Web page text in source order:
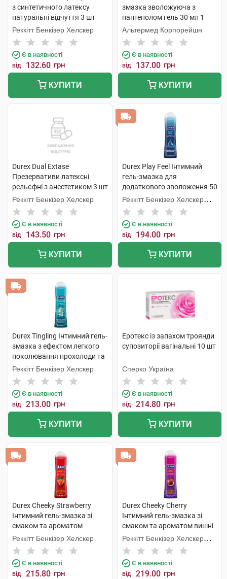
з синтетичного латексу
натуральні відчуття 3 шт
Реккітт Бенкізер Хелскер
Є в наявності
від 132.60 грн
КУПИТИ
змазка зволожуюча з
пантенолом гель 30 мл 1
туба
Альтермед Корпорейшн
Є в наявності
від 137.00 грн
КУПИТИ
Durex Dual Extase
Презервативи латексні
рельєфні з анестетиком 3 шт
Реккітт Бенкізер Хелскер
Є в наявності
від 143.50 грн
КУПИТИ
Durex Play Feel Інтимний
гель-змазка для
додаткового зволоження 50
мл 1 флакон
Реккітт Бенкізер Хелскер
Мануфектурінг
Є в наявності
від 194.00 грн
КУПИТИ
Durex Tingling Інтимний гель-
змазка з ефектом легкого
поколювання прохолоди та
зігрівання 50 мл 1 туба
Реккітт Бенкізер Хелскер
Є в наявності
від 213.00 грн
КУПИТИ
Еротекс із запахом троянди
супозиторії вагінальні 10 шт
Сперко Україна
Є в наявності
від 214.80 грн
КУПИТИ
Durex Cheeky Strawberry
Інтимний гель-змазка зі
смаком та ароматом
полуниці 50 мл 1 флакон
Реккітт Бенкізер Хелскер
Є в наявності
від 215.80 грн
Durex Cheeky Cherry
Інтимний гель-змазка зі
смаком та ароматом вишні
50 мл 1 флакон
Реккітт Бенкізер Хелскер
Мануфектурінг
Є в наявності
від 219.00 грн